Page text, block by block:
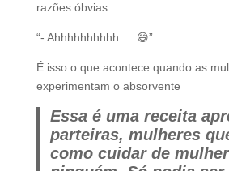
razões óbvias.
“- Ahhhhhhhhhh…. 😅”
É isso o que acontece quando as
experimentam o absorvente
Essa é uma receita
parteiras, mulheres
como cuidar de